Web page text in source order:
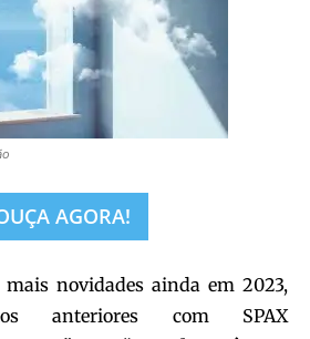
AGORA!
mais novidades ainda em 2023,
anteriores com SPAX